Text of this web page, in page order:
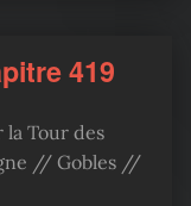
419
Tour des
// Gobles //